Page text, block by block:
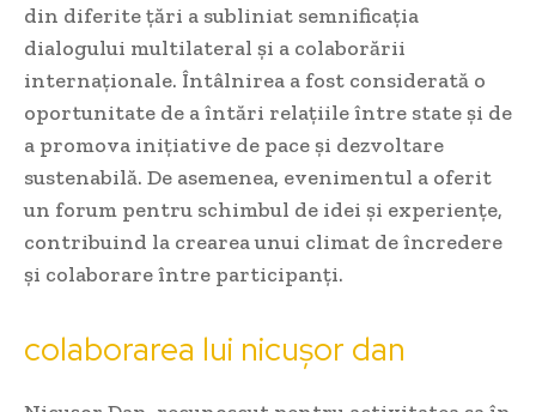
din diferite țări a subliniat semnificația
dialogului multilateral și a colaborării
internaționale. Întâlnirea a fost considerată o
oportunitate de a întări relațiile între state și de
a promova inițiative de pace și dezvoltare
sustenabilă. De asemenea, evenimentul a oferit
un forum pentru schimbul de idei și experiențe,
contribuind la crearea unui climat de încredere
și colaborare între participanți.
colaborarea lui nicușor dan